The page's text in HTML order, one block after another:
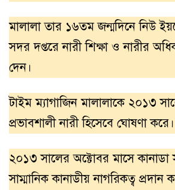
মালালা তার ১৬তম জন্মদিনে নিউ
সদর দপ্তরে নারী শিক্ষা ও নারীর
দেন।
টাইম ম্যাগাজিন মালালাকে ২০১৩
প্রভাবশালী নারী হিসেবে ঘোষণা করে।
২০১৩ সালের অক্টোবর মাসে কানাডা
সাম্মানিক কানাডীয় নাগরিকত্ব